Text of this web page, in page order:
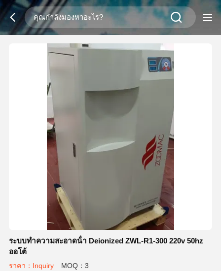
ระบบทําความสะอาดน้ํา Deionized ZWL-R1-300 220v 50hz
ออโต้
ราคา：Inquiry MOQ：3